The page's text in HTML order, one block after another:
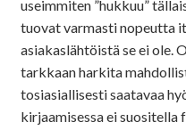
useimmiten ”hukkuu”
tuovat varmasti nopeutta
asiakaslähtöistä se ei ole.
tarkkaan harkita
tosiasiallisesti saatavaa
kirjaamisessa ei suositella